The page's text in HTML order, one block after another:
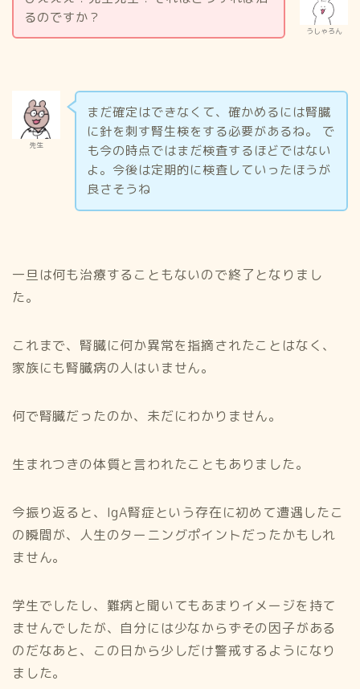
うしゃろん
るのですか？
先生
まだ確定はできなくて、確かめるには腎臓
に針を刺す腎生検をする必要があるね。 で
も今の時点ではまだ検査するほどではない
よ。今後は定期的に検査していったほうが
良さそうね
一旦は何も治療することもないので終了となりまし
た。
これまで、腎臓に何か異常を指摘されたことはなく、
家族にも腎臓病の人はいません。
何で腎臓だったのか、未だにわかりません。
生まれつきの体質と言われたこともありました。
今振り返ると、IgA腎症という存在に初めて遭遇したこ
の瞬間が、人生のターニングポイントだったかもしれ
ません。
学生でしたし、難病と聞いてもあまりイメージを持て
ませんでしたが、自分には少なからずその因子がある
のだなあと、この日から少しだけ警戒するようになり
ました。